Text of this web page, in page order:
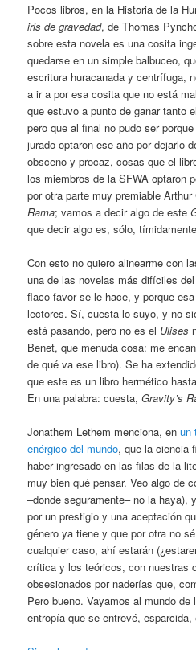
Pocos libros, en la Historia de la
iris de gravedad, de Thomas
sobre esta novela es una cosita
quedarse en un simple balbuceo,
escritura huracanada y centrífuga,
a ir a por esa cosita que no está
que estuvo a punto de ganar tanto
pero que al final no pudo ser
jurado optaron ese año por dejarlo
obsceno y procaz, cosas que el
los miembros de la SFWA optaron
por otra parte muy premiable
Rama; vamos a decir algo de este
que decir algo es, sólo,
Con esto no quiero alinearme con
una de las novelas más difíciles
flaco favor se le hace, y porque
lectores. Sí, cuesta lo suyo, y no
está pasando, pero no es el Ulises
Benet, que menuda cosa: me
de qué va ese libro). Se ha
que este es un libro hermético
En una palabra: cuesta,Gravity’s
Jonathem Lethem menciona, enun
enérgico del mundo, que la ciencia
haber ingresado en las filas de la
muy bien qué pensar. Veo algo de
–donde seguramente– no la haya),
por un prestigio y una aceptación
género ya tiene y que por otra no
cualquier caso, ahí estarán
crítica y los teóricos, con nuestras
obsesionados por naderías que,
Pero bueno. Vayamos al mundo
entropía que se entrevé,